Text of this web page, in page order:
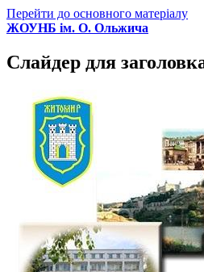
Перейти до основного матеріалу
ЖОУНБ ім. О. Ольжича
Слайдер для